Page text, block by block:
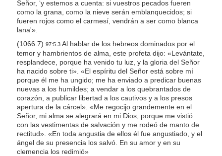
Señor, ‘y estemos a cuenta: si vuestros pecados fueren
como la grana, como la nieve serán emblanquecidos; si
fueren rojos como el carmesí, vendrán a ser como blanca
lana'».
(1066.7) 97:5.3Al hablar de los hebreos dominados por el
temor y hambrientos de alma, este profeta dijo: «Levántate,
resplandece, porque ha venido tu luz, y la gloria del Señor
ha nacido sobre ti». «El espíritu del Señor está sobre mí
porque él me ha ungido; me ha enviado a predicar buenas
nuevas a los humildes; a vendar a los quebrantados de
corazón, a publicar libertad a los cautivos y a los presos
apertura de la cárcel». «Me regocijo grandemente en el
Señor, mi alma se alegrará en mi Dios, porque me vistió
con las vestimentas de salvación y me rodeó de manto de
rectitud». «En toda angustia de ellos él fue angustiado, y el
ángel de su presencia los salvó. En su amor y en su
clemencia los redimió»